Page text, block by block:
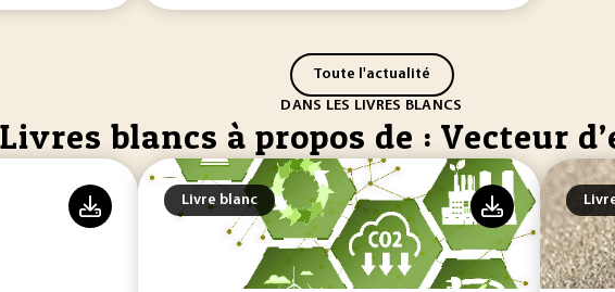
Toute l'actualité
DANS LES LIVRES BLANCS
Livres blancs à propos de : Vecteur
Livre blanc